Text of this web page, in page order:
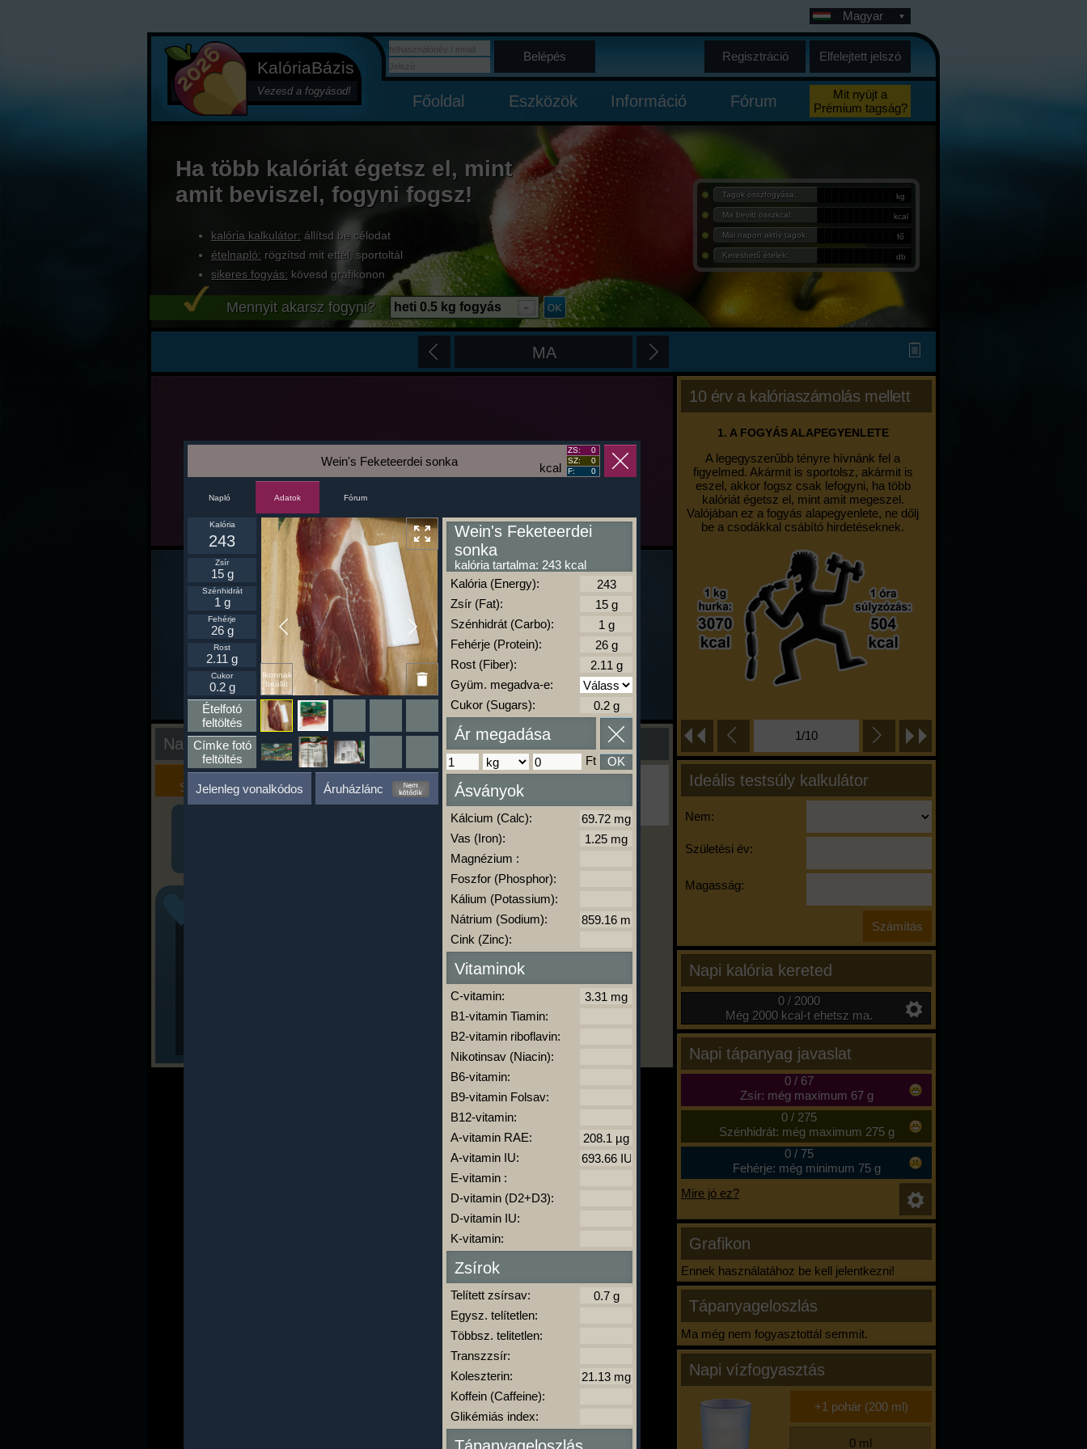
KalóriaBázis
Vezesd a fogyásod!
Magyar
Belépés Regisztráció Elfelejtett jelszó
Főoldal Eszközök Információ Fórum
Mit nyújt a
Prémium tagság?
Ha több kalóriát égetsz el, mint
amit beviszel, fogyni fogsz!
kalória kalkulátor: állítsd be célodat
ételnapló: rögzítsd mit ettél, sportoltál
sikeres fogyás: kövesd grafikonon
Tagok összfogyása: kg
Ma bevitt összkcal: kcal
Mai napon aktív tagok: fő
Kereshető ételek: db
Mennyit akarsz fogyni? heti 0.5 kg fogyás
MA
10 érv a kalóriaszámolás mellett
1. A FOGYÁS ALAPEGYENLETE
A legegyszerűbb tényre hívnánk fel a
figyelmed. Akármit is sportolsz, akármit is
eszel, akkor fogsz csak lefogyni, ha több
kalóriát égetsz el, mint amit megeszel.
Valójában ez a fogyás alapegyenlete, ne dőlj
be a csodákkal csábító hirdetéseknek.
1/10
Ideális testsúly kalkulátor
Nem:
Születési év:
Magasság:
Napi kalória kereted
0 / 2000
Még 2000 kcal-t ehetsz ma.
Napi tápanyag javaslat
0/ 67
Zsír: még maximum 67 g
0/ 275
Szénhidrát: még maximum 275 g
0/ 75
Fehérje: még minimum 75 g
Mire jó ez?
Grafikon
Ennek használatához be kell jelentkezni!
Tápanyageloszlás
Ma még nem fogyasztottál semmit.
Napi vízfogyasztás
Nap kiértékelése
Kalória
Szimulátor
Szöveges
Értékelés
Ha ma már nem eszel/sportolsz többet,
kattints a kiértékelésre!
A Kalória Szimulátor Prémium funkció.
kalóriabázis.hu
-
kcal
Wein's Feketeerdei sonka
ZS:
0
SZ:
0
F:
0
Napló Adatok Fórum
Ikonnak
beállít
Kalória
243
Zsír
15 g
Szénhidrát
1 g
Fehérje
26 g
Rost
2.11 g
Cukor
0.2 g
Ételfotó
feltöltés
Címke fotó
feltöltés
Jelenleg vonalkódos Áruházlánc
Wein's Feketeerdei
sonka
kalória tartalma: 243 kcal
Kalória (Energy):
Zsír (Fat):
Szénhidrát (Carbo):
Fehérje (Protein):
Rost (Fiber):
Gyüm. megadva-e:
Cukor (Sugars):
Ár megadása
Ft OK
Ásványok
Kálcium (Calc):
Vas (Iron):
Magnézium :
Foszfor (Phosphor):
Kálium (Potassium):
Nátrium (Sodium):
Cink (Zinc):
Vitaminok
C-vitamin:
B1-vitamin Tiamin:
B2-vitamin riboflavin:
Nikotinsav (Niacin):
B6-vitamin:
B9-vitamin Folsav:
B12-vitamin:
A-vitamin RAE:
A-vitamin IU:
E-vitamin :
D-vitamin (D2+D3):
D-vitamin IU:
K-vitamin:
Zsírok
Telített zsírsav:
Egysz. telítetlen:
Többsz. telitetlen:
Transzzsír:
Koleszterin:
Koffein (Caffeine):
Glikémiás index: